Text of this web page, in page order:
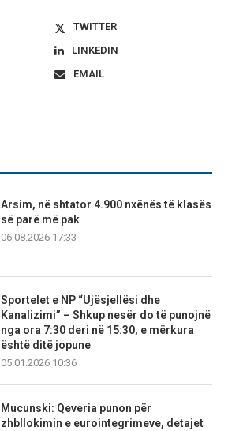
TWITTER
LINKEDIN
EMAIL
Arsim, në shtator 4.900 nxënës të klasës
së parë më pak
06.08.2026 17:33
Sportelet e NP “Ujësjellësi dhe
Kanalizimi” – Shkup nesër do të punojnë
nga ora 7:30 deri në 15:30, e mërkura
është ditë jopune
05.01.2026 10:36
Mucunski: Qeveria punon për
zhbllokimin e eurointegrimeve, detajet